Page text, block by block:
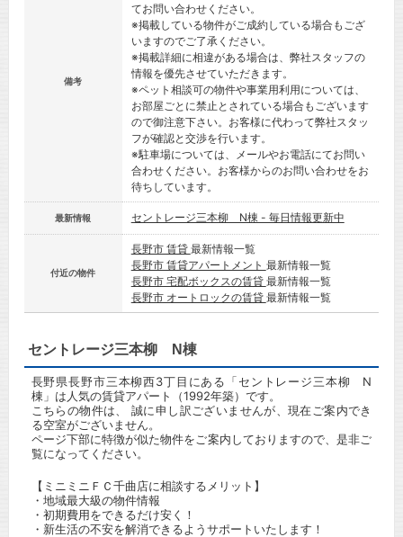
備考
てお問い合わせください。
※掲載している物件がご成約している場合もござ
いますのでご了承ください。
※掲載詳細に相違がある場合は、弊社スタッフの
情報を優先させていただきます。
※ペット相談可の物件や事業用利用については、
お部屋ごとに禁止とされている場合もございます
ので御注意下さい。お客様に代わって弊社スタッ
フが確認と交渉を行います。
※駐車場については、メールやお電話にてお問い
合わせください。お客様からのお問い合わせをお
待ちしています。
最新情報 セントレージ三本柳 N棟 - 毎日情報更新中
付近の物件
長野市 賃貸 最新情報一覧
長野市 賃貸アパートメント 最新情報一覧
長野市 宅配ボックスの賃貸 最新情報一覧
長野市 オートロックの賃貸 最新情報一覧
セントレージ三本柳 N棟
長野県長野市三本柳西3丁目にある「セントレージ三本柳 N
棟」は人気の賃貸アパート（1992年築）です。
こちらの物件は、 誠に申し訳ございませんが、現在ご案内でき
る空室がございません。
ページ下部に特徴が似た物件をご案内しておりますので、是非ご
覧になってください。
【ミニミニＦＣ千曲店に相談するメリット】
・地域最大級の物件情報
・初期費用をできるだけ安く！
・新生活の不安を解消できるようサポートいたします！